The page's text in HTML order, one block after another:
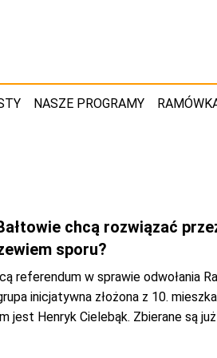
NASZE PROGRAMY
chcą rozwiązać
sporu?
referendum w sprawie odwołania
inicjatywna złożona z 10.
jest Henryk Cielebąk. Zbierane są